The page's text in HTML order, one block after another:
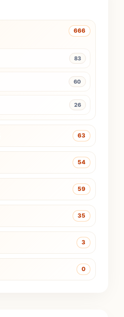
666
83
60
26
63
54
59
35
3
0